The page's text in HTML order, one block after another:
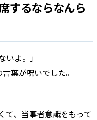
するならなんら
いよ。」
葉が呪いでした。
て、当事者意識をもって